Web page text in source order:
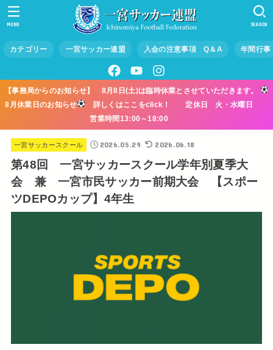
カテゴリー 一宮サッカー連盟 入会の注意事項 Q＆A 年間行事
SEARCH
MENU
【事務局からのお知らせ】 8月8日(土)は臨時休業とさせていただきます。
8月休業日のお知らせ
詳しくはここをclick！ 定休日 火・水曜日
営業時間13:00～18:00
一宮サッカースクール 2026.05.29 2026.06.18
第48回 一宮サッカースクール学年別夏季大
会 兼 一宮市民サッカー前期大会 【スポー
ツDEPOカップ】4年生